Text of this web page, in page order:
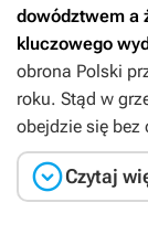
dowództwem a
kluczowego
obrona Polski
roku. Stąd w
obejdzie się
Czytaj